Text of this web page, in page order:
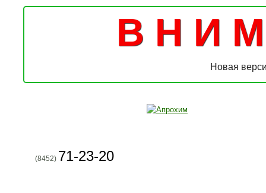
В Н И
Новая
(8452) 71-23-20